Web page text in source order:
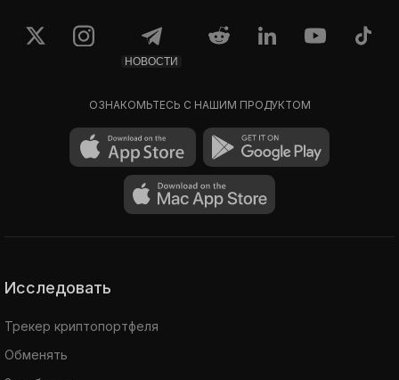
НОВОСТИ
ОЗНАКОМЬТЕСЬ С НАШИМ ПРОДУКТОМ
Исследовать
Трекер криптопортфеля
Обменять